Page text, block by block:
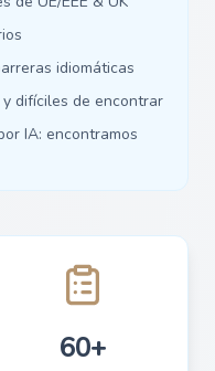
idiomáticas
difíciles de encontrar
IA: encontramos
60+